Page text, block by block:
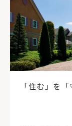
「住む」を